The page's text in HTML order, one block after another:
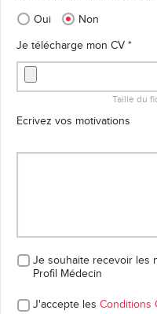
Oui
Non
Je télécharge mon CV *
Taille du
Ecrivez vos motivations
Je souhaite recevoir les
Profil Médecin
J'accepte les Conditions